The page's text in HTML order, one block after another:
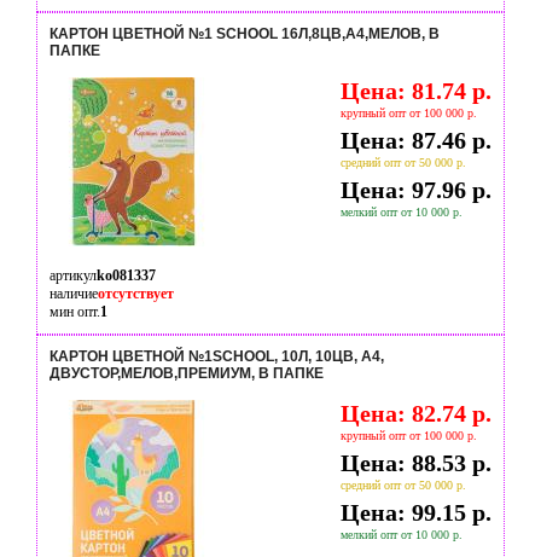
КАРТОН ЦВЕТНОЙ №1 SCHOOL 16Л,8ЦВ,А4,МЕЛОВ, В
ПАПКЕ
Цена: 81.74 р.
крупный опт от 100 000 р.
Цена: 87.46 р.
средний опт от 50 000 р.
Цена: 97.96 р.
мелкий опт от 10 000 р.
артикулko081337
наличиеотсутствует
мин опт.1
КАРТОН ЦВЕТНОЙ №1SCHOOL, 10Л, 10ЦВ, А4,
ДВУСТОР,МЕЛОВ,ПРЕМИУМ, В ПАПКЕ
Цена: 82.74 р.
крупный опт от 100 000 р.
Цена: 88.53 р.
средний опт от 50 000 р.
Цена: 99.15 р.
мелкий опт от 10 000 р.